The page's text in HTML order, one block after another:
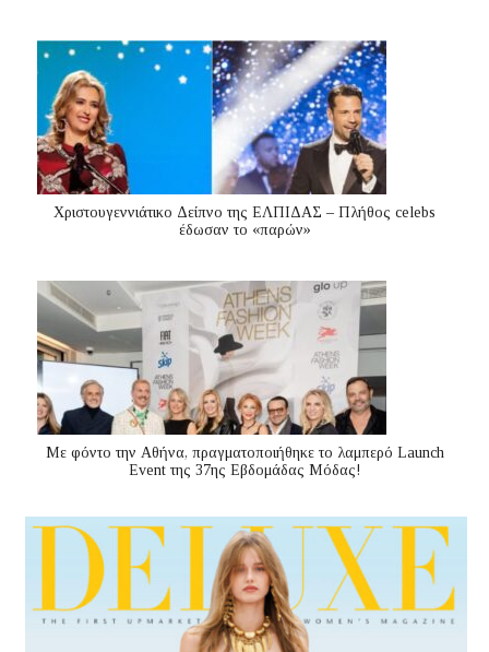
Χριστουγεννιάτικο Δείπνο της ΕΛΠΙΔΑΣ – Πλήθος celebs
έδωσαν το «παρών»
Με φόντο την Αθήνα, πραγματοποιήθηκε το λαμπερό Launch
Event της 37ης Εβδομάδας Μόδας!